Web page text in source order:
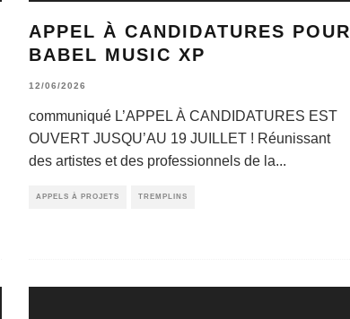
APPEL À CANDIDATURES POUR
BABEL MUSIC XP
12/06/2026
communiqué L’APPEL À CANDIDATURES EST
OUVERT JUSQU’AU 19 JUILLET ! Réunissant
des artistes et des professionnels de la...
APPELS À PROJETS TREMPLINS